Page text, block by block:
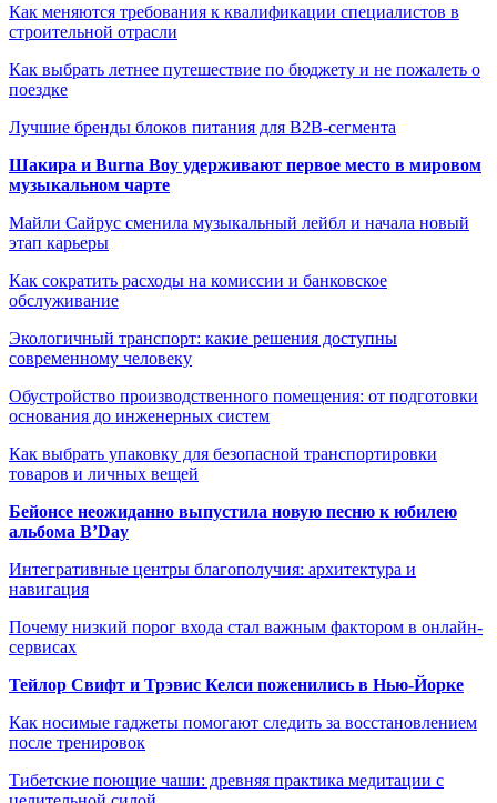
Как меняются требования к квалификации специалистов в
строительной отрасли
Как выбрать летнее путешествие по бюджету и не пожалеть о
поездке
Лучшие бренды блоков питания для B2B-сегмента
Шакира и Burna Boy удерживают первое место в мировом
музыкальном чарте
Майли Сайрус сменила музыкальный лейбл и начала новый
этап карьеры
Как сократить расходы на комиссии и банковское
обслуживание
Экологичный транспорт: какие решения доступны
современному человеку
Обустройство производственного помещения: от подготовки
основания до инженерных систем
Как выбрать упаковку для безопасной транспортировки
товаров и личных вещей
Бейонсе неожиданно выпустила новую песню к юбилею
альбома B’Day
Интегративные центры благополучия: архитектура и
навигация
Почему низкий порог входа стал важным фактором в онлайн-
сервисах
Тейлор Свифт и Трэвис Келси поженились в Нью-Йорке
Как носимые гаджеты помогают следить за восстановлением
после тренировок
Тибетские поющие чаши: древняя практика медитации с